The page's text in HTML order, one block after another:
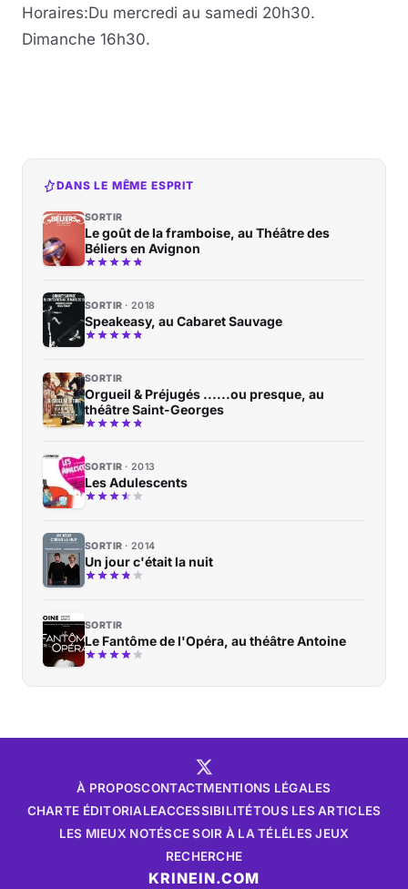
Horaires:Du mercredi au samedi 20h30.
Dimanche 16h30.
DANS LE MÊME ESPRIT
SORTIR
Le goût de la framboise, au Théâtre des
Béliers en Avignon
SORTIR 2018
Speakeasy, au Cabaret Sauvage
SORTIR
Orgueil & Préjugés ......ou presque, au
théâtre Saint-Georges
SORTIR 2013
Les Adulescents
SORTIR 2014
Un jour c'était la nuit
SORTIR
Le Fantôme de l'Opéra, au théâtre Antoine
À PROPOSCONTACTMENTIONS LÉGALES
CHARTE ÉDITORIALEACCESSIBILITÉTOUS LES ARTICLES
LES MIEUX NOTÉSCE SOIR À LA TÉLÉLES JEUX
RECHERCHE
KRINEIN.COM